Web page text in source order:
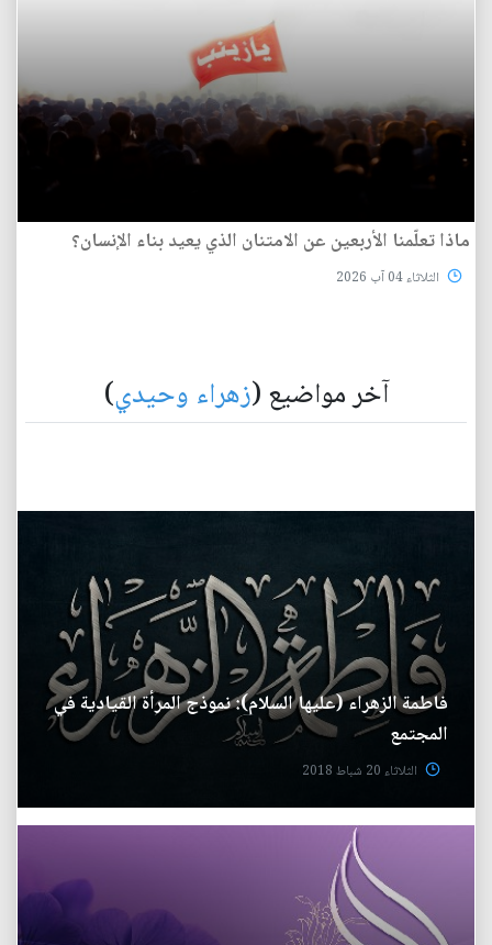
ماذا تعلّمنا الأربعين عن الامتنان الذي يعيد بناء الإنسان؟
الثلاثاء 04 آب 2026
آخر مواضيع (زهراء وحيدي)
فاطمة الزهراء (عليها السلام): نموذج المرأة القيادية في
المجتمع
الثلاثاء 20 شباط 2018